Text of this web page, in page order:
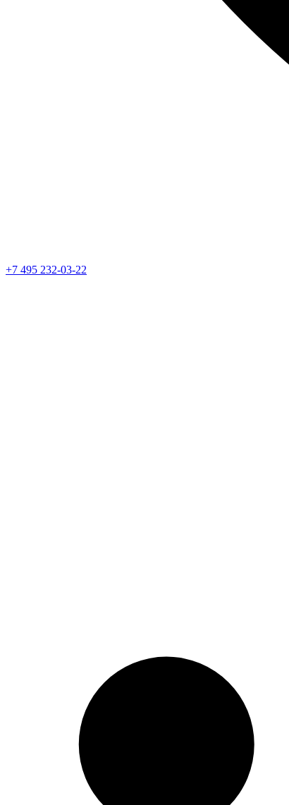
+7 495 232-03-22